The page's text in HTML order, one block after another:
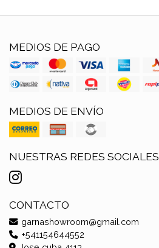
MEDIOS DE PAGO
MEDIOS DE ENVÍO
NUESTRAS REDES SOCIALES
CONTACTO
garnashowroom@gmail.com
+541154644552